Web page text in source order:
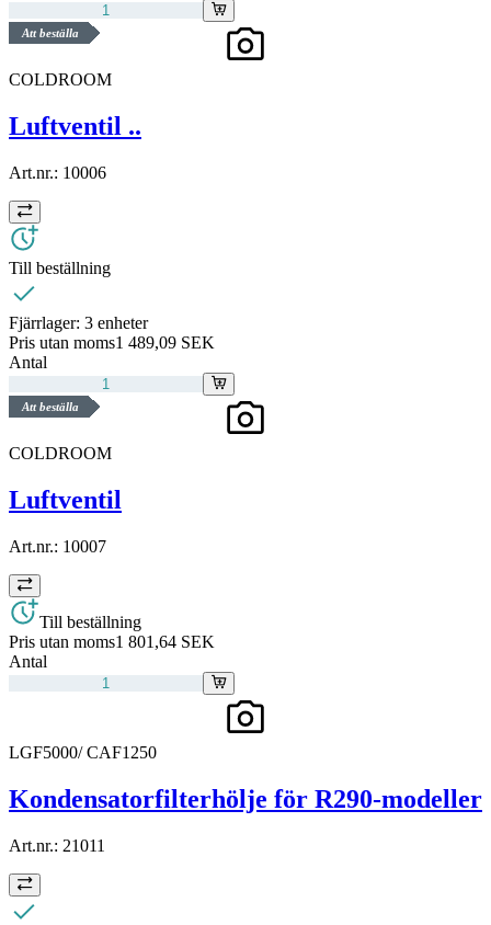
Att beställa
COLDROOM
Luftventil ..
Art.nr.: 10006
Till beställning
Fjärrlager: 3 enheter
Pris utan moms1 489,09 SEK
Antal
Att beställa
COLDROOM
Luftventil
Art.nr.: 10007
Till beställning
Pris utan moms1 801,64 SEK
Antal
LGF5000/ CAF1250
Kondensatorfilterhölje för R290-modeller
Art.nr.: 21011